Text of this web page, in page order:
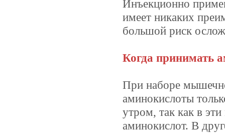
Инъекционно
имеет никаких
большой риск
Когда принимать
При наборе
аминокислоты
утром, так как в
аминокислот. В